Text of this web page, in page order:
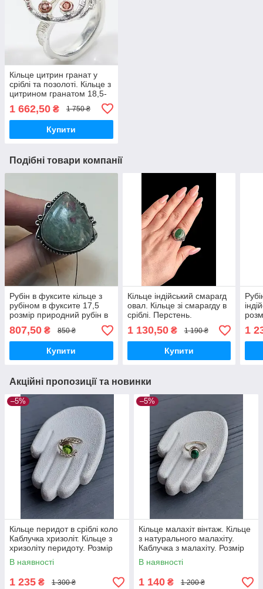
Кільце цитрин гранат у
сріблі та позолоті. Кільце з
цитрином гранатом 18,5-
1 662,50 ₴ 1 750 ₴
Купити
Подібні товари компанії
Рубін в фуксите кільце з
рубіном в фуксите 17,5
розмір природний рубін в
сріблі Індія
807,50 ₴ 850 ₴
Купити
Кільце індійський смарагд
овал. Кільце зі смарагду в
сріблі. Перстень.
Каблучка. Розмір 17,5 р.
Індія.
1 130,50₴ 1 190 ₴
Купити
1
Акційні пропозиції та новинки
–5%
Кільце перидот в сріблі коло
Каблучка хризоліт. Кільце з
хризоліту перидоту. Розмір
16. Індія!
В наявності
1 235 ₴ 1 300 ₴
–5%
Кільце малахіт вінтаж. Кільце
з натурального малахіту.
Каблучка з малахіту. Розмір
15.5. Індія!
В наявності
1 140 ₴ 1 200 ₴